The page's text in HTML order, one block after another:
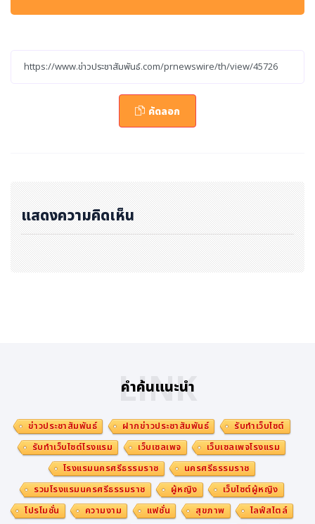
ะภาพกลางคืน ช่วยให้สามารถสังเกตการณ์ได้อย่างต่อเนื่องตั้
การบูรณาการเทคโนโลยี ApexVision เข้ามาช่วยยกระดับคว
ปรุงการแสดงรายละเอียด ความคมของขอบ และความเที่ยงต
รงในระยะไกลได้อย่างมีนัยสำคัญ แม้จะซูมเข้าไป 10 เท่า ราย
ละเอียดปลีกย่อยต่าง ๆ เช่น เขากวางและขนหมูป่าก็ยังคงคม
ชัดท่ามกลางสุมทุมพุ่มไม้และป่าไม้
ความแม่นยำที่วางใจได้เพื่อการยิงอย่างมั่นใจ
cs แล้ว TU1260MS จะให้การสนับสนุนที่ใช้งานได้จริงสำหรั
นปืนที่ครอบคลุม การอัปเดตข้อมูลสภาพอากาศและความชื้นอั
ตโนมัติ อัลกอริทึมขีปนาวิถีขั้นสูง และโปรไฟล์การตั้งค่าที่ปรับ
แต่งได้สำหรับนักล่าสัตว์มืออาชีพ
ปรับเข้ากับภูมิประเทศที่หลากหลายได้ดีเยี่ยม
คัดลอก
แสดงความคิดเห็น
คำค้นแนะนำ
LINK
ข่าวประชาสัมพันธ์ ฝากข่าวประชาสัมพันธ์
รับทำเว็บไซต์
รับทำเว็บไซต์โรงแรม
เว็บเซลเพจ
เว็บเซลเพจโรงแรม
โรงแรมนครศรีธรรมราช
นครศรีธรรมราช
รวมโรงแรมนครศรีธรรมราช
ผู้หญิง
เว็บไซต์ผู้หญิง
โปรโมชั่น
ความงาม แฟชั่น สุขภาพ
ไลฟ์สไตล์